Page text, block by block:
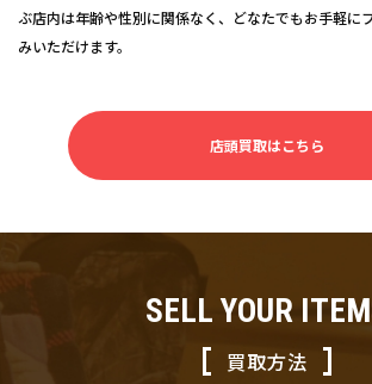
ぶ店内は年齢や性別に関係なく、どなたでもお手軽に
みいただけます。
店頭買取はこちら
SELL YOUR
買取方法